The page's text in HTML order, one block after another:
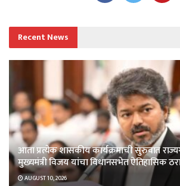
Recent News
आता प्रत्येक शासकीय कार्यक्रमाची सुरुवात
मुख्यमंत्री विजय यांचा विधानसभेत ऐतिहासिक
AUGUST 10, 2026